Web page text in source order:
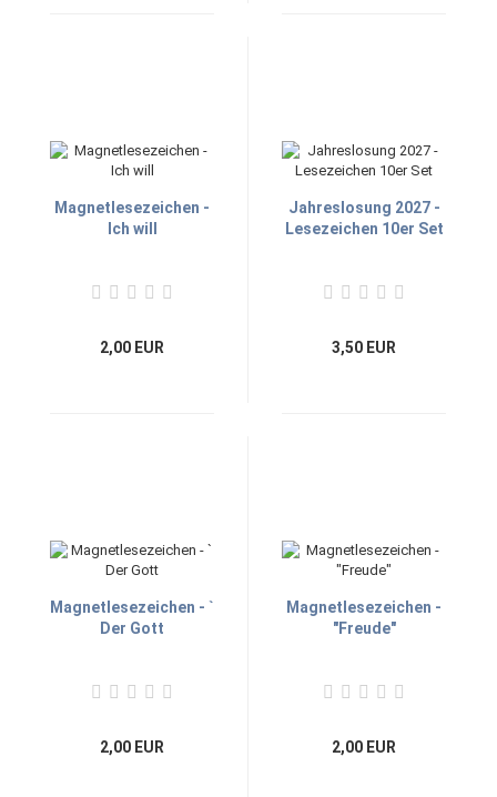
Magnetlesezeichen -
Ich will
2,00 EUR
Jahreslosung 2027 -
Lesezeichen 10er Set
3,50 EUR
Magnetlesezeichen - `
Der Gott
2,00 EUR
Magnetlesezeichen -
"Freude"
2,00 EUR